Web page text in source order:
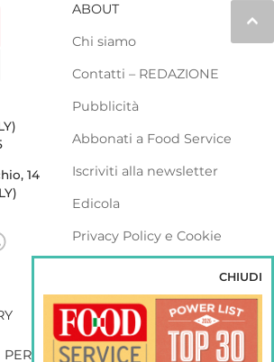
keyboard_arrow_up
14
ABOUT
Chi siamo
Contatti – REDAZIONE
Pubblicità
Abbonati a Food Service
Iscriviti alla newsletter
Edicola
Privacy Policy e Cookie
DISTRIBUZIONE
PERSONE WEBINAR VENDING
CHIUDI